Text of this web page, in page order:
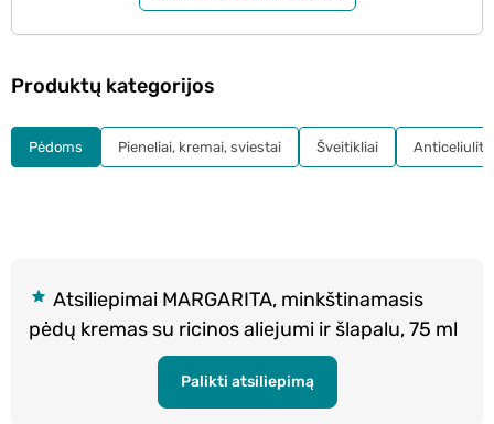
Atsiliepimai MARGARITA, minkštinamasis
pėdų kremas su ricinos aliejumi ir šlapalu, 75 ml
Palikti atsiliepimą
Produktų kategorijos
Pėdoms Pieneliai, kremai, sviestai Šveitikliai